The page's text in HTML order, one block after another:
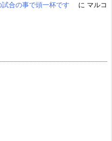
合の事で頭一杯です
に マルコ